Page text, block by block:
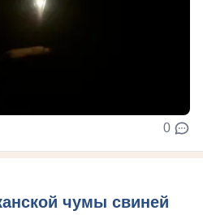
0
чумы свиней